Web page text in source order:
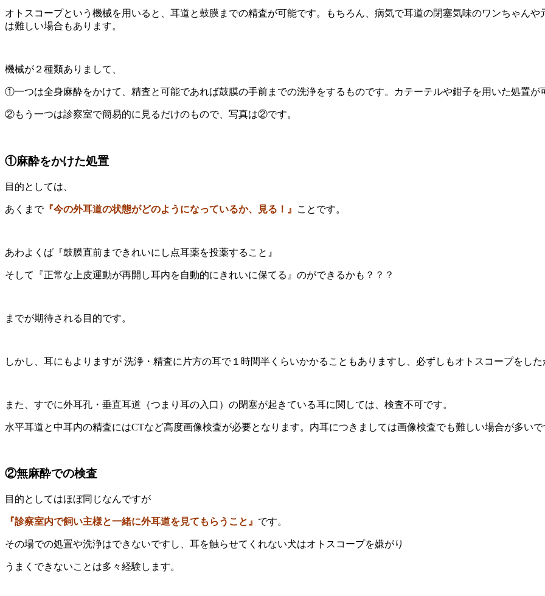
オトスコープという機械を用いると、耳道と鼓膜までの精査が可能です。もちろん、病気で耳道の閉塞気味のワンちゃん
は難しい場合もあります。
機械が２種類ありまして、
①一つは全身麻酔をかけて、精査と可能であれば鼓膜の手前までの洗浄をするものです。カテーテルや鉗子を用いた処置が
②もう一つは診察室で簡易的に見るだけのもので、写真は②です。
①麻酔をかけた処置
目的としては、
あくまで『今の外耳道の状態がどのようになっているか、見る！』 ことです。
あわよくば『鼓膜直前まできれいにし点耳薬を投薬すること』
そして『正常な上皮運動が再開し耳内を自動的にきれいに保てる』のができるかも？？？
までが期待される目的です。
しかし、耳にもよりますが 洗浄・精査に片方の耳で１時間半くらいかかることもありますし、必ずしもオトスコープをし
また、すでに外耳孔・垂直耳道（つまり耳の入口）の閉塞が起きている耳に関しては、検査不可です。
水平耳道と中耳内の精査にはCTなど高度画像検査が必要となります。内耳につきましては画像検査でも難しい場合が多いで
②無麻酔での検査
目的としてはほぼ同じなんですが
『診察室内で飼い主様と一緒に外耳道を見てもらうこと』 です。
その場での処置や洗浄はできないですし、耳を触らせてくれない犬はオトスコープを嫌がり
うまくできないことは多々経験します。